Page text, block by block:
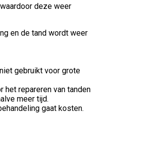
deze weer
en de tand wordt weer
gebruikt voor grote
het repareren van tanden
meer tijd.
gaat kosten.